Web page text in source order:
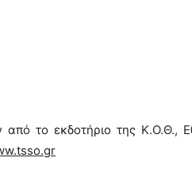
από το εκδοτήριο της Κ.Ο.Θ.,